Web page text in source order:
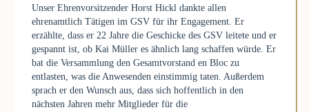
Unser Ehrenvorsitzender Horst Hickl dankte allen
ehrenamtlich Tätigen im GSV für ihr Engagement. Er
erzählte, dass er 22 Jahre die Geschicke des GSV leitete und er
gespannt ist, ob Kai Müller es ähnlich lang schaffen würde. Er
bat die Versammlung den Gesamtvorstand en Bloc zu
entlasten, was die Anwesenden einstimmig taten. Außerdem
sprach er den Wunsch aus, dass sich hoffentlich in den
nächsten Jahren mehr Mitglieder für die